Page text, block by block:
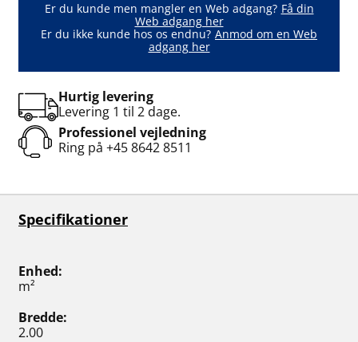
Er du kunde men mangler en Web adgang? Få din
Web adgang her
Er du ikke kunde hos os endnu? Anmod om en Web
adgang her
Hurtig levering
Levering 1 til 2 dage.
Professionel vejledning
Ring på +45 8642 8511
Specifikationer
Enhed
m²
Bredde
2.00